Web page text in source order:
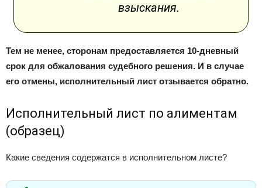
взыскания.
Тем не менее, сторонам предоставляется 10-дневный
срок для обжалования судебного решения. И в случае
его отмены, исполнительный лист отзывается обратно.
Исполнительный лист по алиментам
(образец)
Какие сведения содержатся в исполнительном листе?